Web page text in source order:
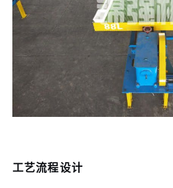
工艺流程设计